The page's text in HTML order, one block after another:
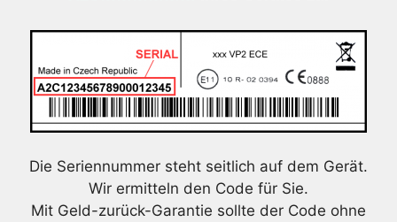
Die Seriennummer steht seitlich auf dem Gerät.
Wir ermitteln den Code für Sie.
Mit Geld-zurück-Garantie sollte der Code ohne